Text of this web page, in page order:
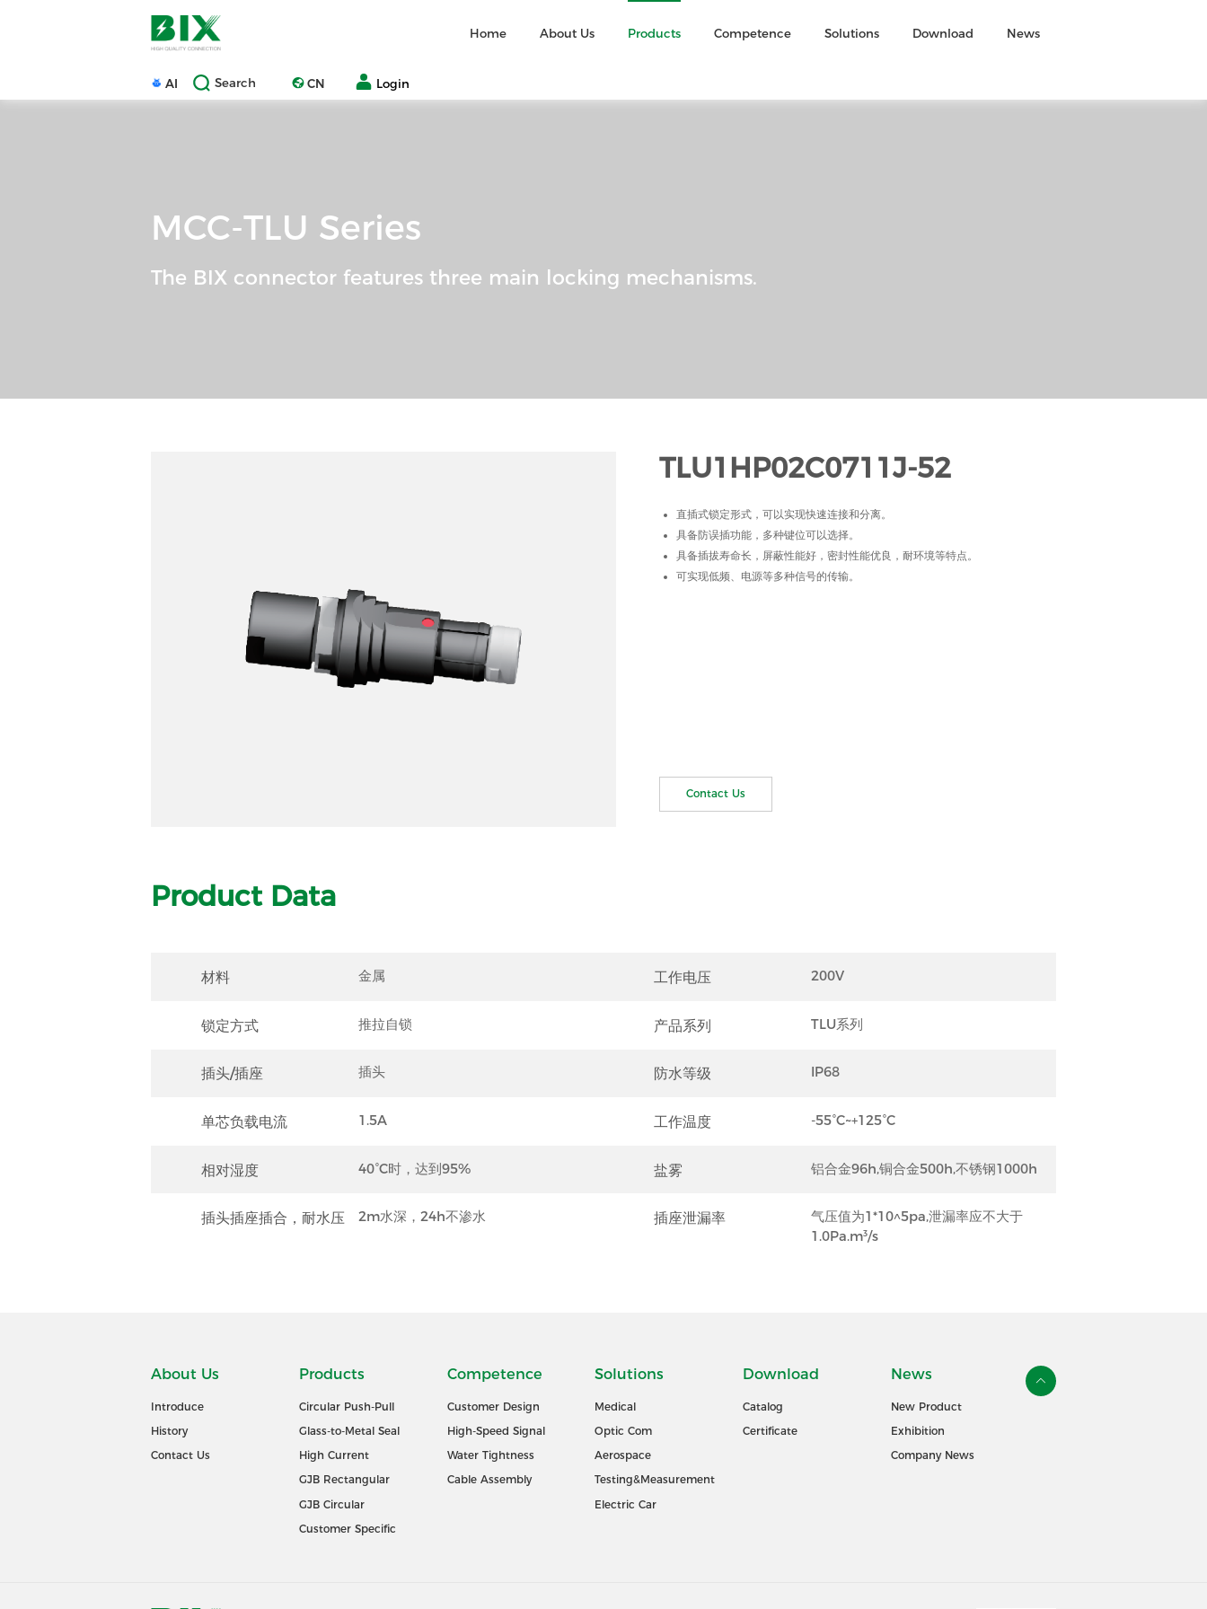
Home About Us Products Competence Solutions Download News
AI Search CN Login
MCC-TLU Series
The BIX connector features three main locking mechanisms.
TLU1HP02C0711J-52
直插式锁定形式，可以实现快速连接和分离。
具备防误插功能，多种键位可以选择。
具备插拔寿命长，屏蔽性能好，密封性能优良，耐环境等特点。
可实现低频、电源等多种信号的传输。
Contact Us
Product Data
材料 金属 工作电压 200V
锁定方式 推拉自锁 产品系列 TLU系列
插头/插座 插头 防水等级 IP68
单芯负载电流 1.5A 工作温度 -55°C~+125°C
相对湿度 40°C时，达到95% 盐雾 铝合金96h,铜合金500h,不锈钢1000h
插头插座插合，耐水压 2m水深，24h不渗水 插座泄漏率
气压值为1*10^5pa,泄漏率应不大于
1.0Pa.m³/s
About Us
Introduce
History
Contact Us
Products
Circular Push-Pull
Glass-to-Metal Seal
High Current
GJB Rectangular
GJB Circular
Customer Specific
Competence
Customer Design
High-Speed Signal
Water Tightness
Cable Assembly
Solutions
Medical
Optic Com
Aerospace
Testing&Measurement
Electric Car
Download
Catalog
Certificate
News
New Product
Exhibition
Company News